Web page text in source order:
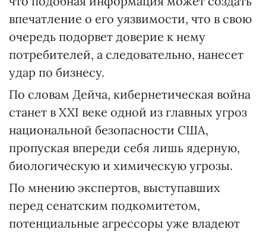
впечатление о его уязвимости, что в свою
очередь подорвет доверие к нему
потребителей, а следовательно, нанесет
удар по бизнесу.
По словам Дейча, кибернетическая война
станет в XXI веке одной из главных угроз
национальной безопасности США,
пропуская впереди себя лишь ядерную,
биологическую и химическую угрозы.
По мнению экспертов, выступавших
перед сенатским подкомитетом,
потенциальные агрессоры уже владеют